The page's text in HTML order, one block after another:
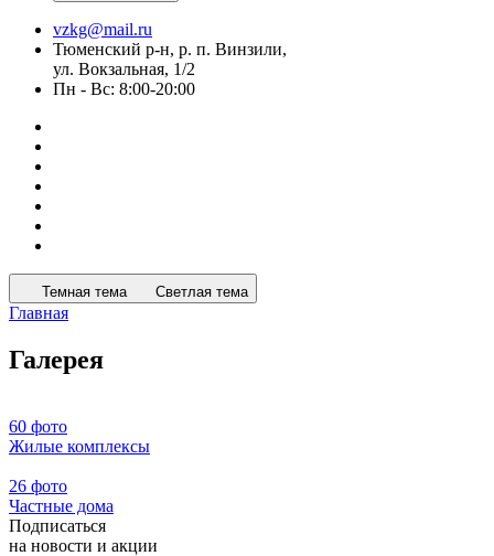
vzkg@mail.ru
Тюменский р-н, р. п. Винзили,
ул. Вокзальная, 1/2
Пн - Вс: 8:00-20:00
Темная тема Светлая тема
Главная
Галерея
60 фото
Жилые комплексы
26 фото
Частные дома
Подписаться
на новости и акции